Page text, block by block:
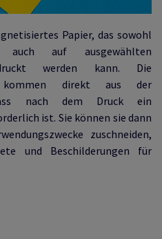
Papier, das sowohl
auf ausgewählten
werden kann. Die
kommen direkt aus der
nach dem Druck ein
ist. Sie können sie dann
zuschneiden,
und Beschilderungen für